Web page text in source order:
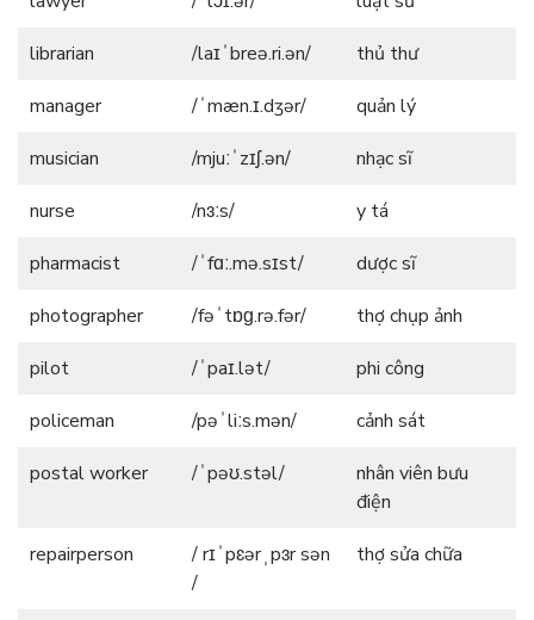
librarian
/laɪˈbreə.ri.ən/
thủ thư
manager
/ˈmæn.ɪ.dʒər/
quản lý
musician
/mjuːˈzɪʃ.ən/
nhạc sĩ
nurse
/nɜːs/
y tá
pharmacist
/ˈfɑː.mə.sɪst/
dược sĩ
photographer
/fəˈtɒɡ.rə.fər/
thợ chụp ảnh
pilot
/ˈpaɪ.lət/
phi công
policeman
/pəˈliːs.mən/
cảnh sát
postal worker
/ˈpəʊ.stəl/
nhân viên bưu
điện
repairperson
/ rɪˈpɛərˌpɜr sən
/
thợ sửa chữa